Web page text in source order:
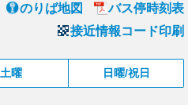
のりば地図
バス停時刻表
接近情報コード印刷
土曜 日曜/祝日